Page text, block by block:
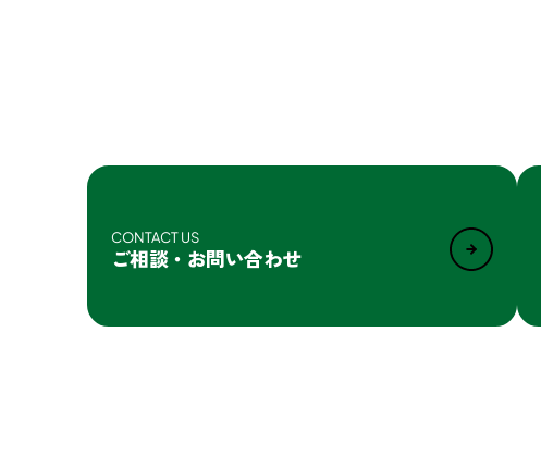
CONTACT US
ご相談・お問い合わせ